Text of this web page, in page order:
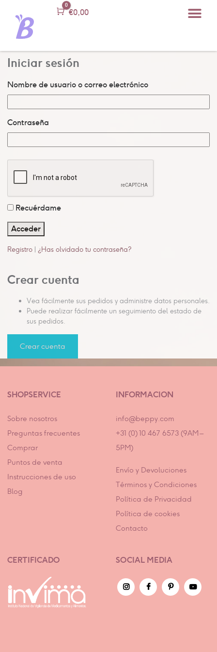
Carro
0
€0,00
Iniciar sesión
Nombre de usuario o correo electrónico
Contraseña
Recuérdame
Acceder
Registro | ¿Has olvidado tu contraseña?
Crear cuenta
Vea fácilmente sus pedidos y administre datos personales.
Puede realizar fácilmente un seguimiento del estado de
sus pedidos.
Crear cuenta
SHOPSERVICE
Sobre nosotros
Preguntas frecuentes
Comprar
Puntos de venta
Instrucciones de uso
Blog
INFORMACION
info@beppy.com
+31 (0) 10 467 6573 (9AM –
5PM)
Envío y Devoluciones
Términos y Condiciones
Política de Privacidad
Política de cookies
Contacto
CERTIFICADO SOCIAL MEDIA